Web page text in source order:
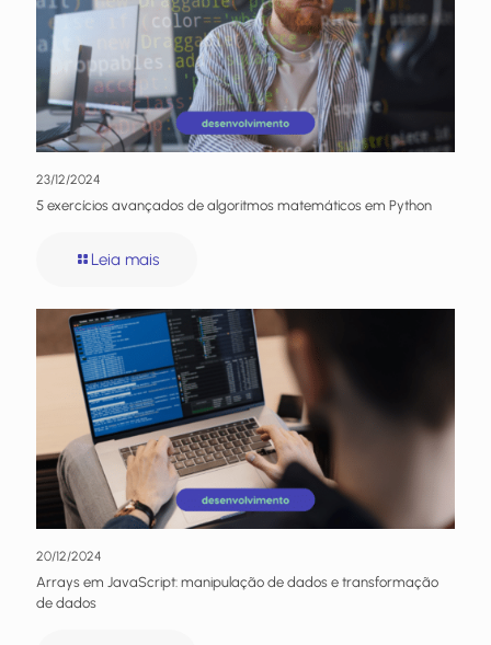
23/12/2024
5 exercícios avançados de algoritmos matemáticos em Python
Leia mais
20/12/2024
Arrays em JavaScript: manipulação de dados e transformação
de dados